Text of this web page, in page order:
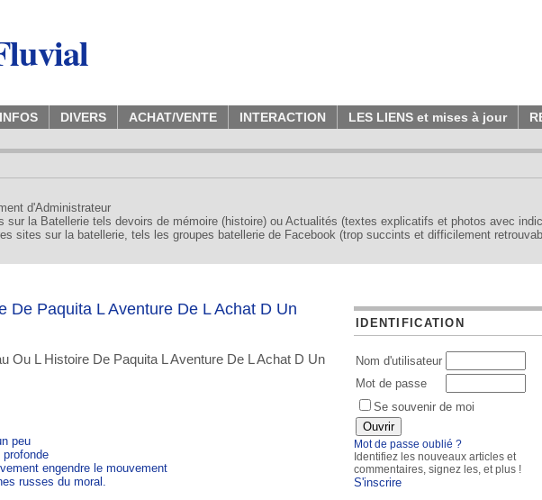
INFOS DIVERS ACHAT/VENTE INTERACTION LES LIENS et mises à jour
d'Administrateur
sur la Batellerie tels devoirs de mémoire (histoire) ou Actualités (textes explicatifs et photos avec
sites sur la batellerie, tels les groupes batellerie de Facebook (trop succints et difficilement
De Paquita L Aventure De L Achat D Un
Ou L Histoire De Paquita L Aventure De L Achat D Un
peu
profonde
engendre le mouvement
russes du moral.
IDENTIFICATION
Nom d'utilisateur
Mot de passe
Se souvenir de moi
Mot de passe oublié ?
Identifiez les nouveaux articles et
commentaires, signez les, et plus !
S'inscrire